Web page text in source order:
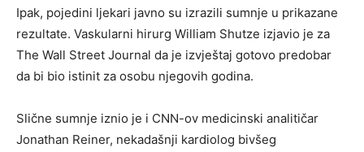
Ipak, pojedini ljekari javno su izrazili sumnje u prikazane
rezultate. Vaskularni hirurg William Shutze izjavio je za
The Wall Street Journal da je izvještaj gotovo predobar
da bi bio istinit za osobu njegovih godina.
Slične sumnje iznio je i CNN-ov medicinski analitičar
Jonathan Reiner, nekadašnji kardiolog bivšeg